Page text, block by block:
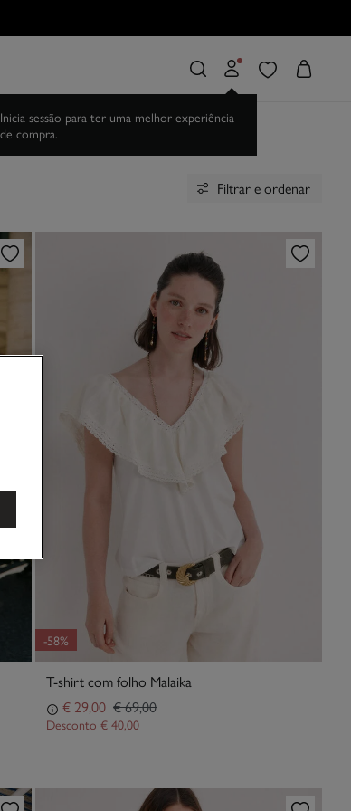
Filtrar e ordenar
-58%
T-shirt com folho Malaika
€ 29,00 € 69,00
Desconto € 40,00